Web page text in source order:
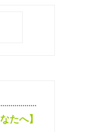
たへ】